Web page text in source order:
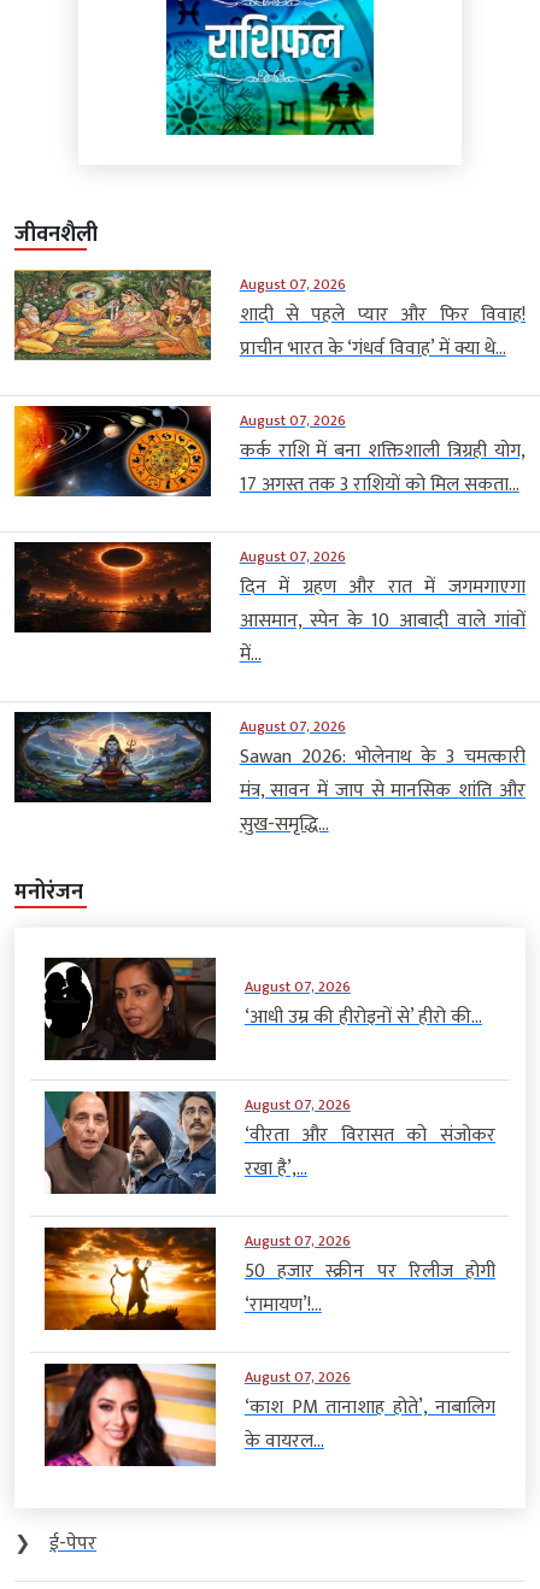
जीवनशैली
August 07, 2026
शादी से पहले प्यार और फिर विवाह!
प्राचीन भारत के ‘गंधर्व विवाह’ में क्या थे...
August 07, 2026
कर्क राशि में बना शक्तिशाली त्रिग्रही योग,
17 अगस्त तक 3 राशियों को मिल सकता...
August 07, 2026
दिन में ग्रहण और रात में जगमगाएगा
आसमान, स्पेन के 10 आबादी वाले गांवों
में...
August 07, 2026
Sawan 2026: भोलेनाथ के 3 चमत्कारी
मंत्र, सावन में जाप से मानसिक शांति और
सुख-समृद्धि...
मनोरंजन
August 07, 2026
‘आधी उम्र की हीरोइनों से’ हीरो की...
August 07, 2026
‘वीरता और विरासत को संजोकर
रखा है’,...
August 07, 2026
50 हजार स्क्रीन पर रिलीज होगी
‘रामायण’!...
August 07, 2026
‘काश PM तानाशाह होते’, नाबालिग
के वायरल...
❯
ई-पेपर